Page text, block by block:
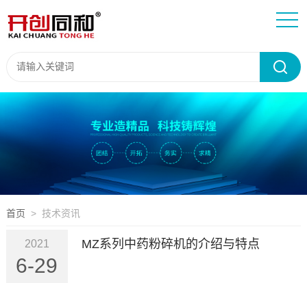
首页 > 技术资讯
2021
6-29
MZ系列中药粉碎机的介绍与特点